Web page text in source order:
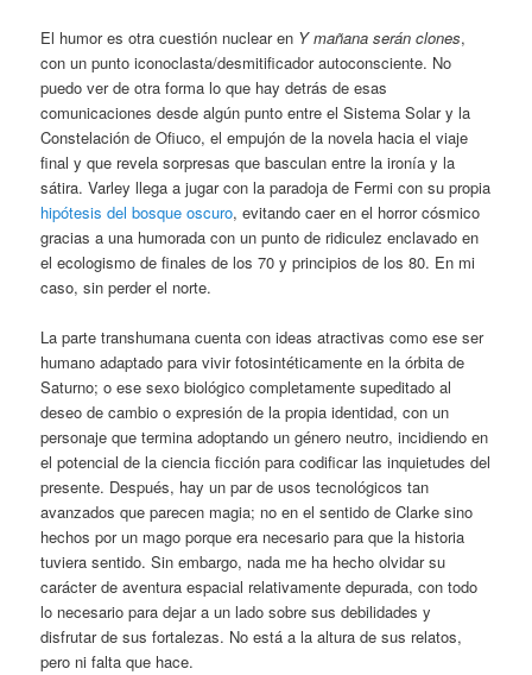
El humor es otra cuestión nuclear en Y mañana serán clones,
con un punto iconoclasta/desmitificador autoconsciente. No
puedo ver de otra forma lo que hay detrás de esas
comunicaciones desde algún punto entre el Sistema Solar y la
Constelación de Ofiuco, el empujón de la novela hacia el viaje
final y que revela sorpresas que basculan entre la ironía y la
sátira. Varley llega a jugar con la paradoja de Fermi con su propia
hipótesis del bosque oscuro, evitando caer en el horror cósmico
gracias a una humorada con un punto de ridiculez enclavado en
el ecologismo de finales de los 70 y principios de los 80. En mi
caso, sin perder el norte.
La parte transhumana cuenta con ideas atractivas como ese ser
humano adaptado para vivir fotosintéticamente en la órbita de
Saturno; o ese sexo biológico completamente supeditado al
deseo de cambio o expresión de la propia identidad, con un
personaje que termina adoptando un género neutro, incidiendo en
el potencial de la ciencia ficción para codificar las inquietudes del
presente. Después, hay un par de usos tecnológicos tan
avanzados que parecen magia; no en el sentido de Clarke sino
hechos por un mago porque era necesario para que la historia
tuviera sentido. Sin embargo, nada me ha hecho olvidar su
carácter de aventura espacial relativamente depurada, con todo
lo necesario para dejar a un lado sobre sus debilidades y
disfrutar de sus fortalezas. No está a la altura de sus relatos,
pero ni falta que hace.